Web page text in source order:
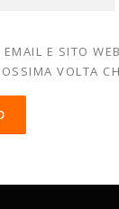
E SITO
VOLTA